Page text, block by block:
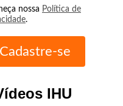
nossa Política de
.
IHU